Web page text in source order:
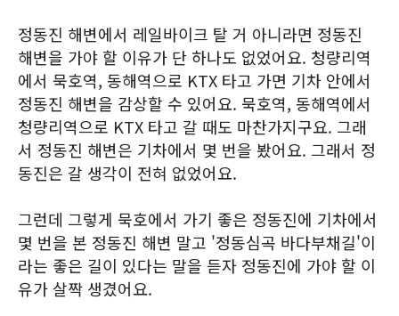
정동진 해변에서 레일바이크 탈 거 아니라면 정동진
해변을 가야 할 이유가 단 하나도 없었어요. 청량리역
에서 묵호역, 동해역으로 KTX 타고 가면 기차 안에서
정동진 해변을 감상할 수 있어요. 묵호역, 동해역에서
청량리역으로 KTX 타고 갈 때도 마찬가지구요. 그래
서 정동진 해변은 기차에서 몇 번을 봤어요. 그래서 정
동진은 갈 생각이 전혀 없었어요.
그런데 그렇게 묵호에서 가기 좋은 정동진에 기차에서
몇 번을 본 정동진 해변 말고 '정동심곡 바다부채길'이
라는 좋은 길이 있다는 말을 듣자 정동진에 가야 할 이
유가 살짝 생겼어요.